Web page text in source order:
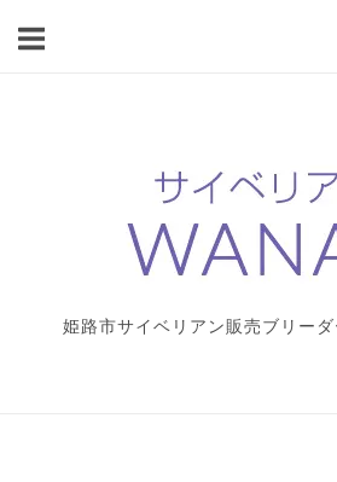
姫路市サイベリアン販売ブリーダ